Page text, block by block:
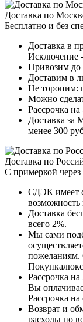
Доставка по
Бесплатно и без
Доставка в
Исключение
Привозим до
Доставим в
Не торопим:
Можно
Рассрочка
Доставка
менее 300
Доставка по
С примеркой
СДЭК имеет
Доставка
всего 2%.
Мы сами
пожеланиям.
Рассрочка
Вы
Рассрочка на
Возврат и
расходы по